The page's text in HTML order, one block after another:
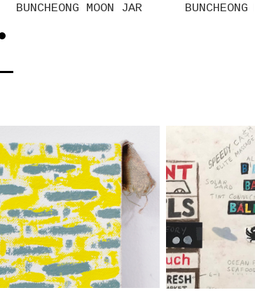
JAR
BUNCHEONG MOON JAR